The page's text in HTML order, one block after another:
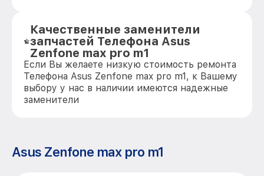
Качественные заменители
запчастей Телефона Asus
Zenfone max pro m1
Если Вы желаете низкую стоимость ремонта
Телефона Asus Zenfone max pro m1, к Вашему
выбору у нас в наличии имеются надежные
заменители
Asus Zenfone max pro m1